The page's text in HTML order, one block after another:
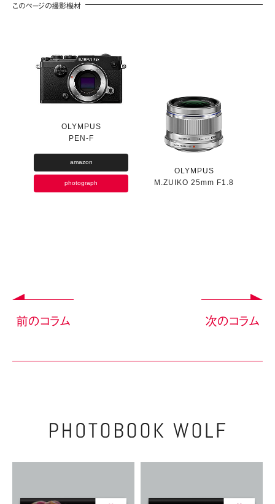
このページの撮影機材
OLYMPUS
PEN-F
amazon
photograph
OLYMPUS
M.ZUIKO 25mm F1.8
前のコラム 次のコラム